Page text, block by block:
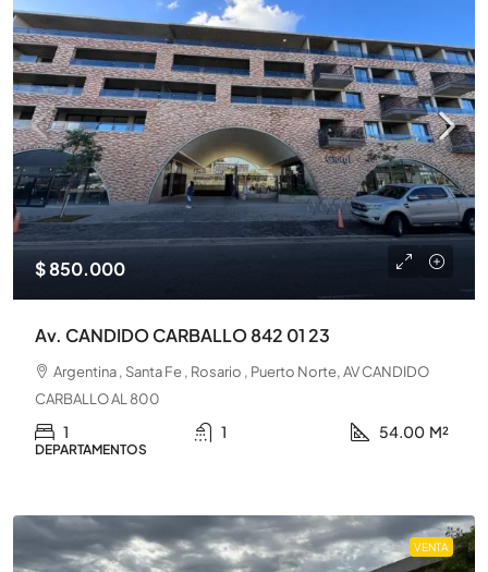
$ 850.000
Av. CANDIDO CARBALLO 842 01 23
Argentina , Santa Fe , Rosario , Puerto Norte, AV CANDIDO
CARBALLO AL 800
1 1 54.00 M²
DEPARTAMENTOS
VENTA